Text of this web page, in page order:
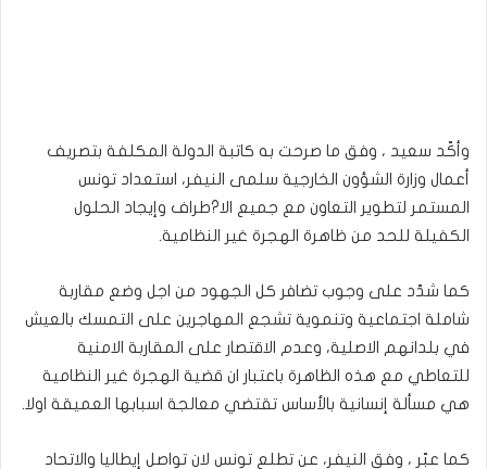
وأكّد سعيد ، وفق ما صرحت به كاتبة الدولة المكلفة بتصريف
أعمال وزارة الشؤون الخارجية سلمى النيفر، استعداد تونس
المستمر لتطوير التعاون مع جميع الا?طراف وإيجاد الحلول
الكفيلة للحد من ظاهرة الهجرة غير النظامية.
كما شدّد على وجوب تضافر كل الجهود من اجل وضع مقاربة
شاملة اجتماعية وتنموية تشجع المهاجرين على التمسك بالعيش
في بلدانهم الاصلية، وعدم الاقتصار على المقاربة الامنية
للتعاطي مع هذه الظاهرة باعتبار ان قضية الهجرة غير النظامية
هي مسألة إنسانية بالأساس تقتضي معالجة اسبابها العميقة اولا.
كما عبّر ، وفق النيفر، عن تطلع تونس لان تواصل إيطاليا والاتحاد